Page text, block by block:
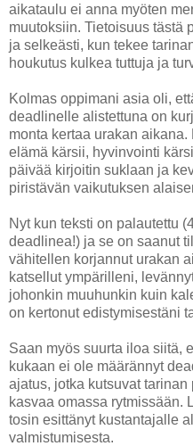
aikataulu ei anna myöten
muutoksiin. Tietoisuus tästä
ja selkeästi, kun tekee
houkutus kulkea tuttuja ja
Kolmas oppimani asia oli,
deadlinelle alistettuna on
monta kertaa urakan
elämä kärsii, hyvinvointi
päivää kirjoitin suklaan ja
piristävän vaikutuksen
Nyt kun teksti on palautettu
deadlinea!) ja se on saanut
vähitellen korjannut urakan
katsellut ympärilleni,
johonkin muuhunkin kuin
on kertonut edistymisestäni
Saan myös suurta iloa siitä,
kukaan ei ole määrännyt
ajatus, jotka kutsuvat tarinan
kasvaa omassa rytmissään.
tosin esittänyt kustantajalle
valmistumisesta.